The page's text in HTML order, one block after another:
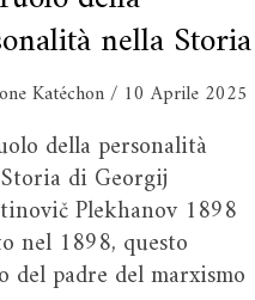
nella Storia
Katéchon/ 10 Aprile 2025
della personalità
di Georgij
Plekhanov 1898
nel 1898, questo
del padre del marxismo